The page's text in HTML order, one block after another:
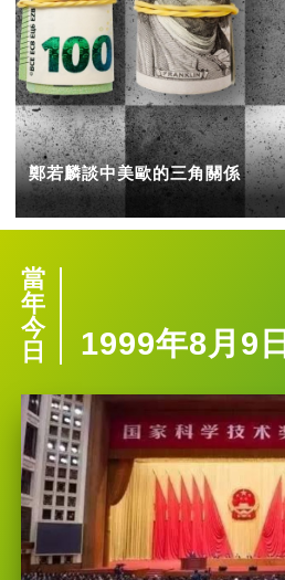
鄭若麟談中美歐的三角關係
當
年
今
日
1999年8月9日